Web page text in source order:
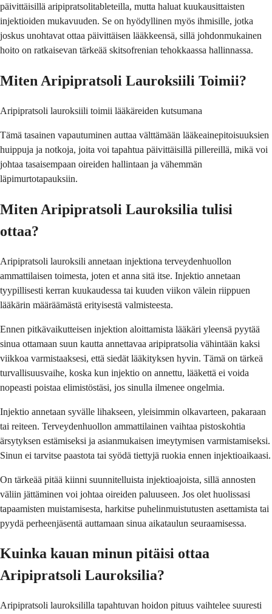
päivittäisillä aripipratsolitableteilla, mutta haluat kuukausittaisten
injektioiden mukavuuden. Se on hyödyllinen myös ihmisille, jotka
joskus unohtavat ottaa päivittäisen lääkkeensä, sillä johdonmukainen
hoito on ratkaisevan tärkeää skitsofrenian tehokkaassa hallinnassa.
Miten Aripipratsoli Lauroksiili Toimii?
Aripipratsoli lauroksiili toimii lääkäreiden kutsumana
Tämä tasainen vapautuminen auttaa välttämään lääkeainepitoisuuksien
huippuja ja notkoja, joita voi tapahtua päivittäisillä pillereillä, mikä voi
johtaa tasaisempaan oireiden hallintaan ja vähemmän
läpimurtotapauksiin.
Miten Aripipratsoli Lauroksilia tulisi
ottaa?
Aripipratsoli lauroksili annetaan injektiona terveydenhuollon
ammattilaisen toimesta, joten et anna sitä itse. Injektio annetaan
tyypillisesti kerran kuukaudessa tai kuuden viikon välein riippuen
lääkärin määräämästä erityisestä valmisteesta.
Ennen pitkävaikutteisen injektion aloittamista lääkäri yleensä pyytää
sinua ottamaan suun kautta annettavaa aripipratsolia vähintään kaksi
viikkoa varmistaaksesi, että siedät lääkityksen hyvin. Tämä on tärkeä
turvallisuusvaihe, koska kun injektio on annettu, lääkettä ei voida
nopeasti poistaa elimistöstäsi, jos sinulla ilmenee ongelmia.
Injektio annetaan syvälle lihakseen, yleisimmin olkavarteen, pakaraan
tai reiteen. Terveydenhuollon ammattilainen vaihtaa pistoskohtia
ärsytyksen estämiseksi ja asianmukaisen imeytymisen varmistamiseksi.
Sinun ei tarvitse paastota tai syödä tiettyjä ruokia ennen injektioaikaasi.
On tärkeää pitää kiinni suunnitelluista injektioajoista, sillä annosten
väliin jättäminen voi johtaa oireiden paluuseen. Jos olet huolissasi
tapaamisten muistamisesta, harkitse puhelinmuistutusten asettamista tai
pyydä perheenjäsentä auttamaan sinua aikataulun seuraamisessa.
Kuinka kauan minun pitäisi ottaa
Aripipratsoli Lauroksilia?
Aripipratsoli lauroksililla tapahtuvan hoidon pituus vaihtelee suuresti